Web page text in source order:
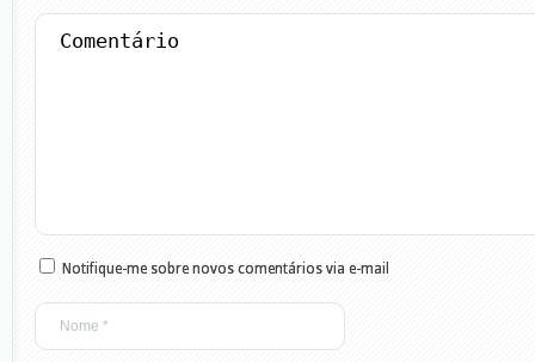
Notifique-me sobre novos comentários via e-mail